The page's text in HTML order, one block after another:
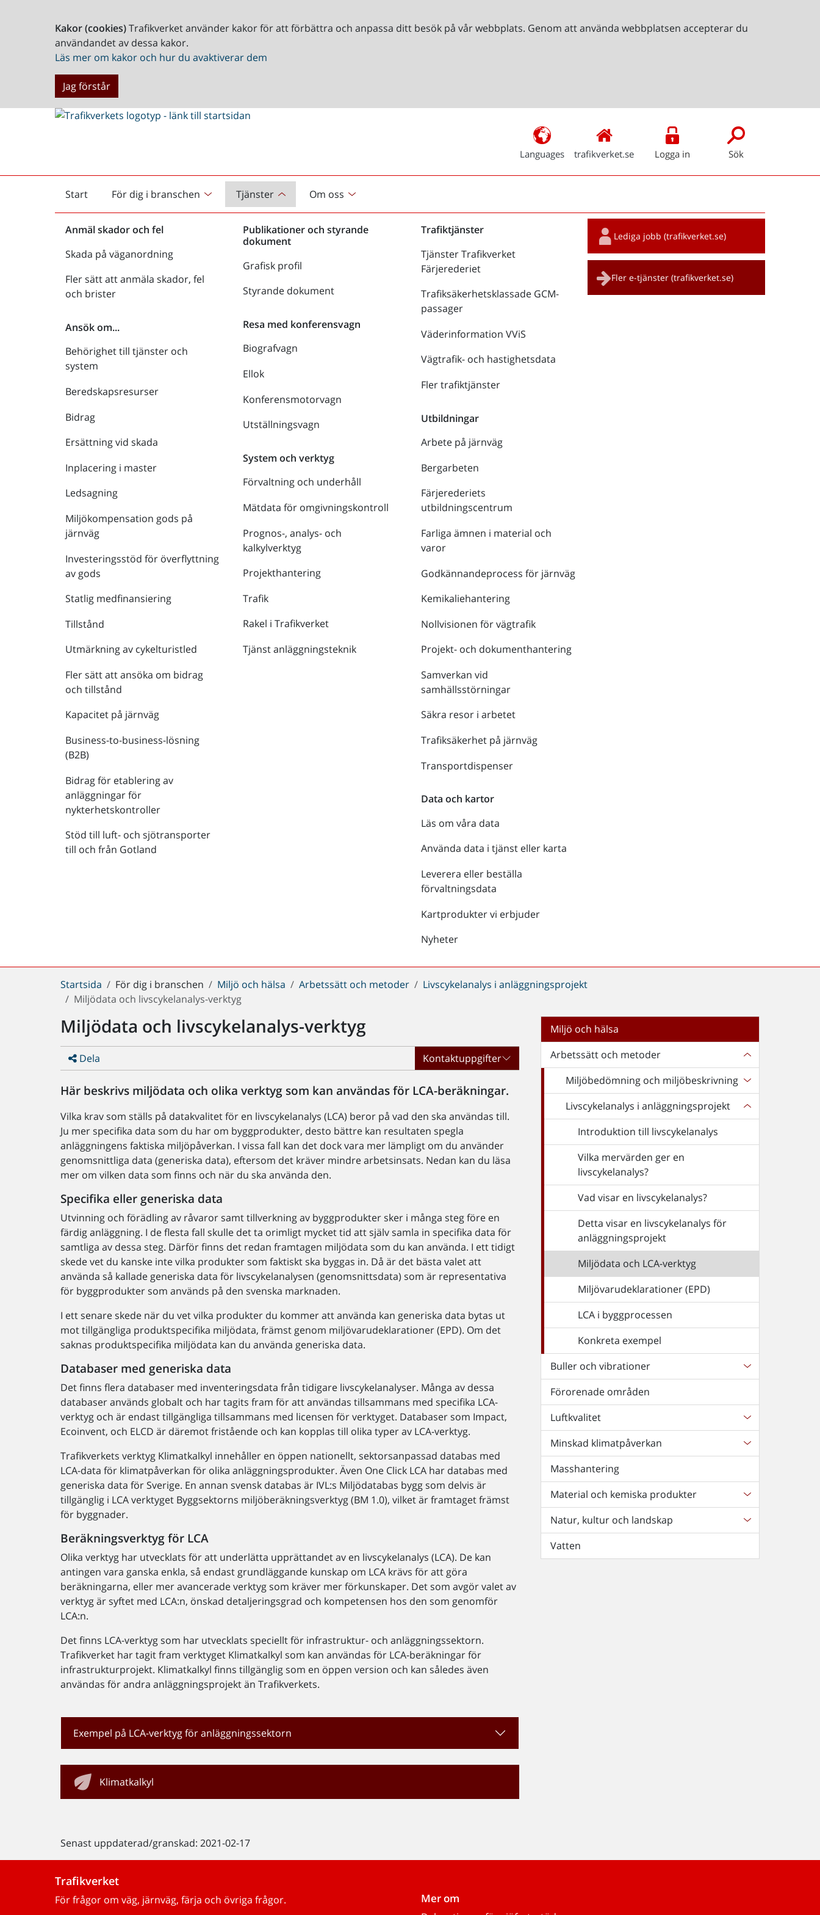
Kakor (cookies)Trafikverket använder kakor för att förbättra och anpassa ditt besök på vår webbplats. Genom att använda webbplatsen accepterar du
användandet av dessa kakor.
Läs mer om kakor och hur du avaktiverar dem
Jag förstår
Languages trafikverket.se Logga in Sök
Start
Startsida För dig i branschen Tjänster Om oss
Anmäl skador och fel
Skada på väganordning
Fler sätt att anmäla skador, fel
och brister
Ansök om...
Behörighet till tjänster och
system
Beredskapsresurser
Bidrag
Ersättning vid skada
Inplacering i master
Ledsagning
Miljökompensation gods på
järnväg
Investeringsstöd för överflyttning
av gods
Statlig medfinansiering
Tillstånd
Utmärkning av cykelturistled
Fler sätt att ansöka om bidrag
och tillstånd
Kapacitet på järnväg
Business-to-business-lösning
(B2B)
Bidrag för etablering av
anläggningar för
nykterhetskontroller
Stöd till luft- och sjötransporter
till och från Gotland
Publikationer och styrande
dokument
Grafisk profil
Styrande dokument
Resa med konferensvagn
Biografvagn
Ellok
Konferensmotorvagn
Utställningsvagn
System och verktyg
Förvaltning och underhåll
Mätdata för omgivningskontroll
Prognos-, analys- och
kalkylverktyg
Projekthantering
Trafik
Rakel i Trafikverket
Tjänst anläggningsteknik
Trafiktjänster
Tjänster Trafikverket
Färjerederiet
Trafiksäkerhetsklassade GCM-
passager
Väderinformation VViS
Vägtrafik- och hastighetsdata
Fler trafiktjänster
Utbildningar
Arbete på järnväg
Bergarbeten
Färjerederiets
utbildningscentrum
Farliga ämnen i material och
varor
Godkännandeprocess för järnväg
Kemikaliehantering
Nollvisionen för vägtrafik
Projekt- och dokumenthantering
Samverkan vid
samhällsstörningar
Säkra resor i arbetet
Trafiksäkerhet på järnväg
Transportdispenser
Data och kartor
Läs om våra data
Använda data i tjänst eller karta
Leverera eller beställa
förvaltningsdata
Kartprodukter vi erbjuder
Nyheter
Snabblänkar
Lediga jobb (trafikverket.se)
Fler e-tjänster (trafikverket.se)
Du
är
Startsida För dig i branschen Miljö och hälsa Arbetssätt och metoder
Livscykelanalys i anläggningsprojekt
Miljödata och livscykelanalys-verktyg
Miljödata och livscykelanalys-verktyg
Dela Kontaktuppgifter
Här beskrivs miljödata och olika verktyg som kan användas för LCA-beräkningar.
Vilka krav som ställs på datakvalitet för en livscykelanalys (LCA) beror på vad den ska användas till.
Ju mer specifika data som du har om byggprodukter, desto bättre kan resultaten spegla
anläggningens faktiska miljöpåverkan. I vissa fall kan det dock vara mer lämpligt om du använder
genomsnittliga data (generiska data), eftersom det kräver mindre arbetsinsats. Nedan kan du läsa
mer om vilken data som finns och när du ska använda den.
Specifika eller generiska data
Utvinning och förädling av råvaror samt tillverkning av byggprodukter sker i många steg före en
färdig anläggning. I de flesta fall skulle det ta orimligt mycket tid att själv samla in specifika data för
samtliga av dessa steg. Därför finns det redan framtagen miljödata som du kan använda. I ett tidigt
skede vet du kanske inte vilka produkter som faktiskt ska byggas in. Då är det bästa valet att
använda så kallade generiska data för livscykelanalysen (genomsnittsdata) som är representativa
för byggprodukter som används på den svenska marknaden.
I ett senare skede när du vet vilka produkter du kommer att använda kan generiska data bytas ut
mot tillgängliga produktspecifika miljödata, främst genom miljövarudeklarationer (EPD). Om det
saknas produktspecifika miljödata kan du använda generiska data.
Databaser med generiska data
Det finns flera databaser med inventeringsdata från tidigare livscykelanalyser. Många av dessa
databaser används globalt och har tagits fram för att användas tillsammans med specifika LCA-
verktyg och är endast tillgängliga tillsammans med licensen för verktyget. Databaser som Impact,
Ecoinvent, och ELCD är däremot fristående och kan kopplas till olika typer av LCA-verktyg.
Trafikverkets verktyg Klimatkalkyl innehåller en öppen nationellt, sektorsanpassad databas med
LCA-data för klimatpåverkan för olika anläggningsprodukter. Även One Click LCA har databas med
generiska data för Sverige. En annan svensk databas är IVL:s Miljödatabas bygg som delvis är
tillgänglig i LCA verktyget Byggsektorns miljöberäkningsverktyg (BM 1.0), vilket är framtaget främst
för byggnader.
Beräkningsverktyg för LCA
Olika verktyg har utvecklats för att underlätta upprättandet av en livscykelanalys (LCA). De kan
antingen vara ganska enkla, så endast grundläggande kunskap om LCA krävs för att göra
beräkningarna, eller mer avancerade verktyg som kräver mer förkunskaper. Det som avgör valet av
verktyg är syftet med LCA:n, önskad detaljeringsgrad och kompetensen hos den som genomför
LCA:n.
Det finns LCA­-verktyg som har utvecklats speciellt för infrastruktur- och anläggningssektorn.
Trafikverket har tagit fram verktyget Klimatkalkyl som kan användas för LCA­-beräkningar för
infrastrukturprojekt. Klimatkalkyl finns tillgänglig som en öppen version och kan således även
användas för andra anläggningsprojekt än Trafikverkets.
Exempel på LCA-verktyg för anläggningssektorn
Klimatkalkyl
Senast uppdaterad/granskad: 2021-02-17
Miljö och hälsa
Arbetssätt och metoder
Miljöbedömning och miljöbeskrivning
Livscykelanalys i anläggningsprojekt
Introduktion till livscykelanalys
Vilka mervärden ger en
livscykelanalys?
Vad visar en livscykelanalys?
Detta visar en livscykelanalys för
anläggningsprojekt
Miljödata och LCA-verktyg
Miljövarudeklarationer (EPD)
LCA i byggprocessen
Konkreta exempel
Buller och vibrationer
Förorenade områden
Luftkvalitet
Minskad klimatpåverkan
Masshantering
Material och kemiska produkter
Natur, kultur och landskap
Vatten
Trafikverket
För frågor om väg, järnväg, färja och övriga frågor. Mer om